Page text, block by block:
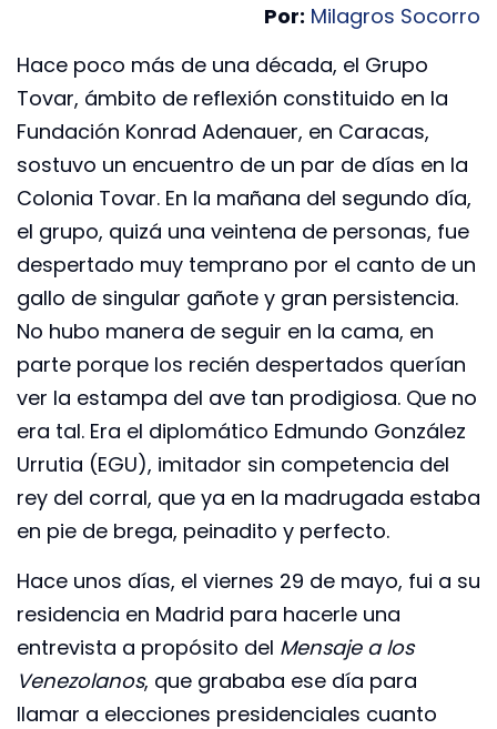
Por: Milagros Socorro
Hace poco más de una década, el Grupo
Tovar, ámbito de reflexión constituido en la
Fundación Konrad Adenauer, en Caracas,
sostuvo un encuentro de un par de días en la
Colonia Tovar. En la mañana del segundo día,
el grupo, quizá una veintena de personas, fue
despertado muy temprano por el canto de un
gallo de singular gañote y gran persistencia.
No hubo manera de seguir en la cama, en
parte porque los recién despertados querían
ver la estampa del ave tan prodigiosa. Que no
era tal. Era el diplomático Edmundo González
Urrutia (EGU), imitador sin competencia del
rey del corral, que ya en la madrugada estaba
en pie de brega, peinadito y perfecto.
Hace unos días, el viernes 29 de mayo, fui a su
residencia en Madrid para hacerle una
entrevista a propósito del Mensaje a los
Venezolanos, que grababa ese día para
llamar a elecciones presidenciales cuanto